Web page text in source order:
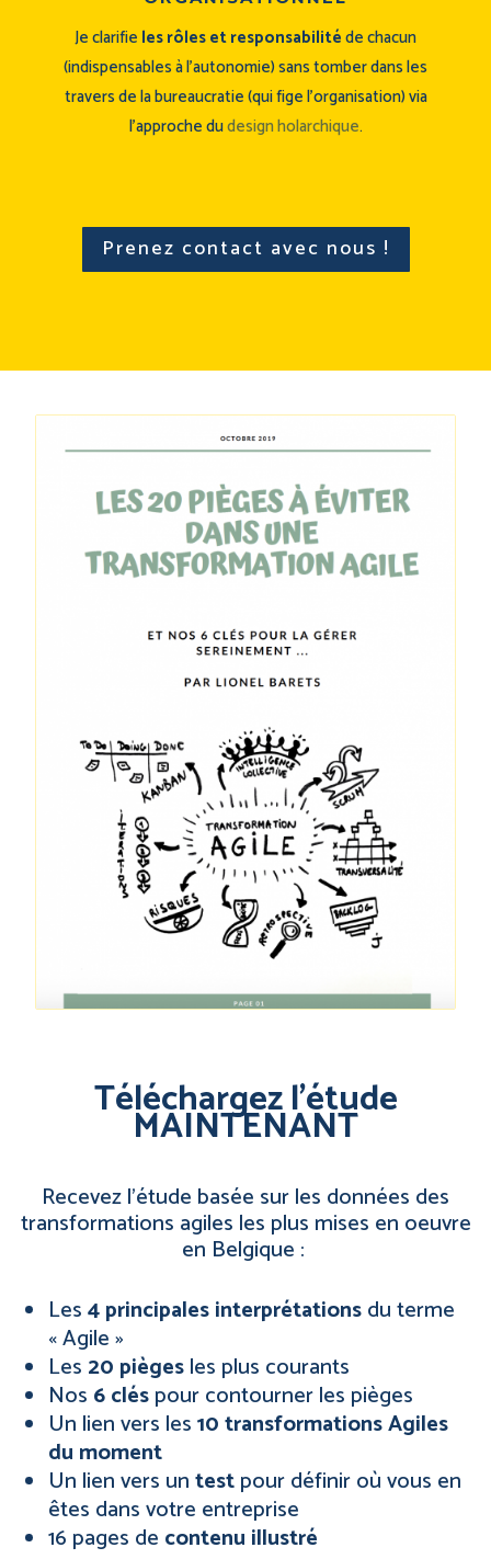
Je clarifie les rôles et responsabilitéde chacun
(indispensables à l’autonomie) sans tomber dans les
travers de la bureaucratie (qui fige l’organisation) via
l’approche dudesign holarchique.
Prenez contact avec nous !
Téléchargez l’étude
MAINTENANT
Recevez l’étude basée sur les données des
transformations agiles les plus mises en oeuvre
en Belgique :
Les4 principales interprétationsdu terme
« Agile »
Les 20 piègesles plus courants
Nos 6 cléspour contourner les pièges
Un lien vers les10 transformations Agiles
du moment
Un lien vers untestpour définir où vous en
êtes dans votre entreprise
16 pages de contenu illustré